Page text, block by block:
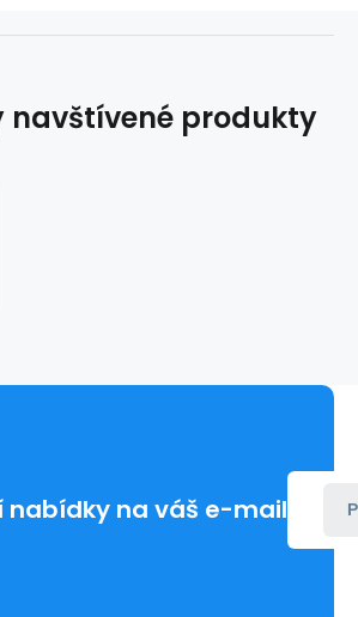
navštívené produkty
nabídky na váš e-mail